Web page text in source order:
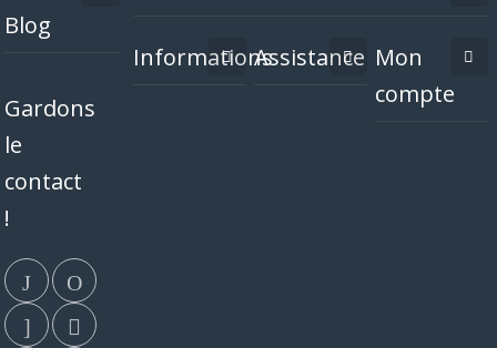
Blog
Gardons
le
contact
!
InformationsAssistance Mon
compte